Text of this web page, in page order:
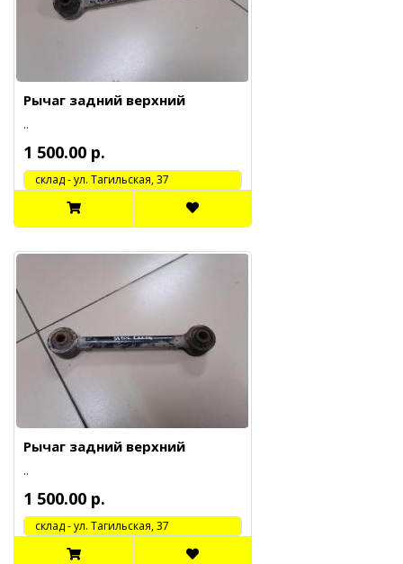
Рычаг задний верхний
..
1 500.00 р.
cклад - ул. Тагильская, 37
Рычаг задний верхний
..
1 500.00 р.
cклад - ул. Тагильская, 37